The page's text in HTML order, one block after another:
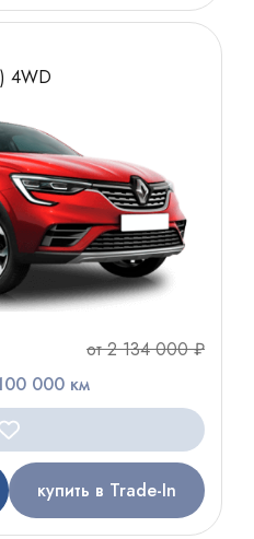
4WD
от 2 134 000 ₽
000 км
купить в Trade-In